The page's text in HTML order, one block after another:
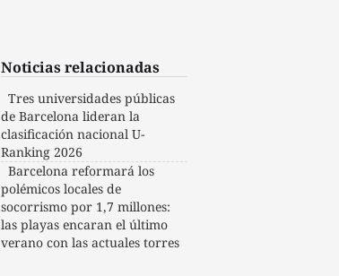
Noticias relacionadas
Tres universidades públicas
de Barcelona lideran la
clasificación nacional U-
Ranking 2026
Barcelona reformará los
polémicos locales de
socorrismo por 1,7 millones:
las playas encaran el último
verano con las actuales torres